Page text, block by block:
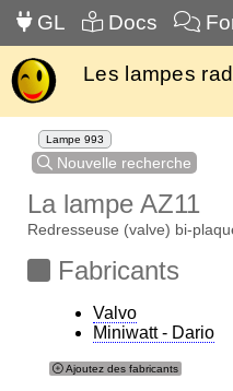
GL Docs
Les lampes
Lampe 993
Nouvelle recherche
La lampe AZ11
Redresseuse (valve) bi-
Fabricants
Valvo
Miniwatt - Dario
Ajoutez des fabricants